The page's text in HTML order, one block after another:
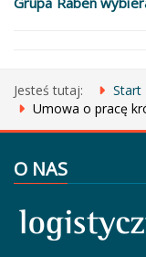
Jesteś tutaj: Start
Umowa o pracę
O NAS